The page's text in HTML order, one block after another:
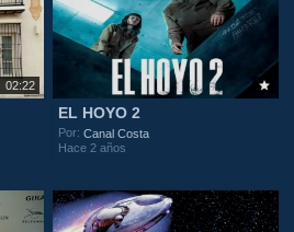
02:22
EL HOYO 2
Por:Canal Costa
Hace 2 años